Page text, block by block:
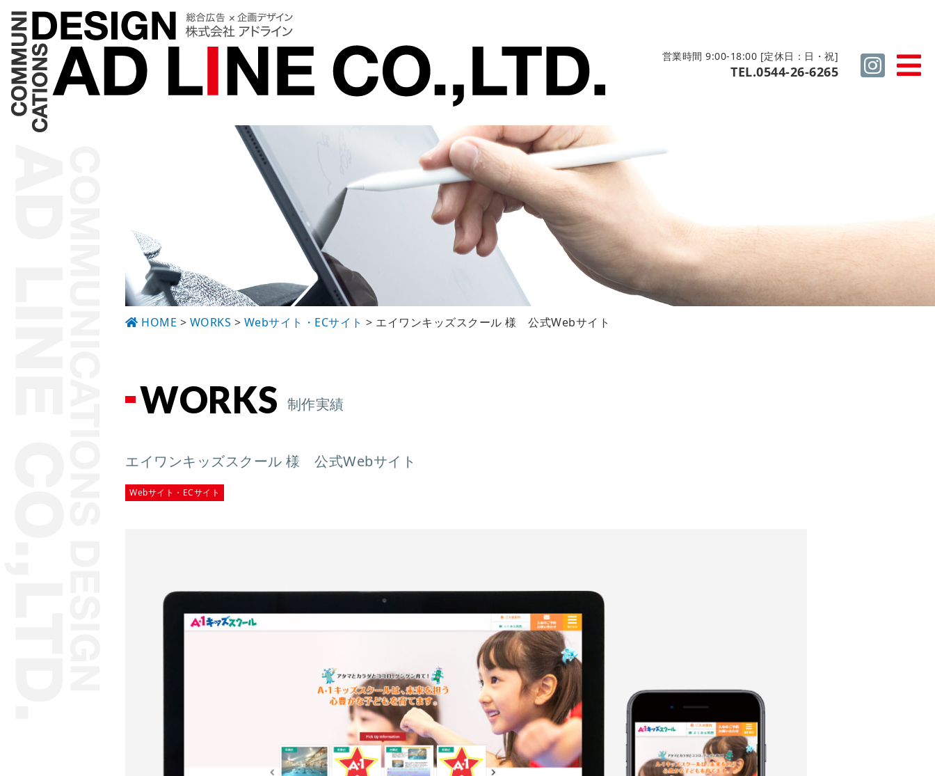
営業時間 9:00-18:00 [定休日：日・祝]
TEL.0544-26-6265
HOME > WORKS > Webサイト・ECサイト > エイワンキッズスクール 様 公式Webサイト
WORKS 制作実績
エイワンキッズスクール 様 公式Webサイト
Webサイト・ECサイト